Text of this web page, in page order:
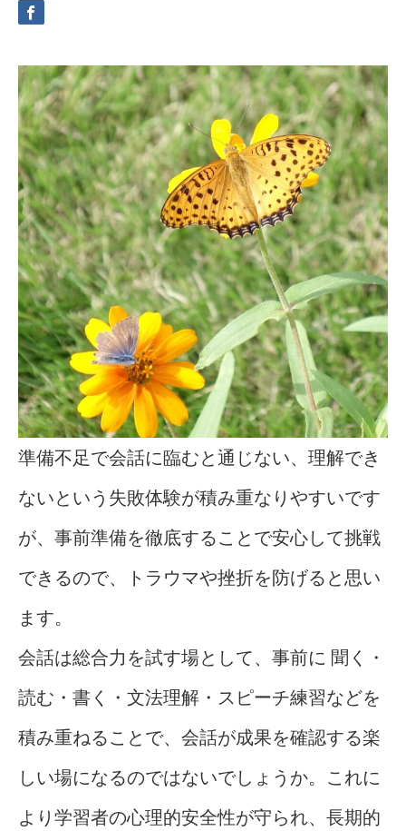
準備不足で会話に臨むと通じない、理解でき
ないという失敗体験が積み重なりやすいです
が、事前準備を徹底することで安心して挑戦
できるので、トラウマや挫折を防げると思い
ます。
会話は総合力を試す場として、事前に 聞く・
読む・書く・文法理解・スピーチ練習などを
積み重ねることで、会話が成果を確認する楽
しい場になるのではないでしょうか。これに
より学習者の心理的安全性が守られ、長期的